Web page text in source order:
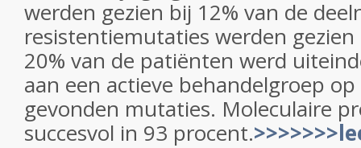
werden gezien bij 12% van de
resistentiemutaties werden
20% van de patiënten werd
aan een actieve behandelgroep
gevonden mutaties. Moleculaire
succesvol in 93 procent.